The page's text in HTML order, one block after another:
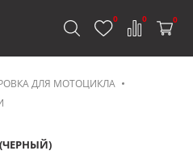
0 0 0
ДЛЯ МОТОЦИКЛА